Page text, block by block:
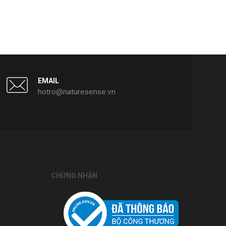
EMAIL
hotro@naturesense.vn
CHỨNG NHẬN